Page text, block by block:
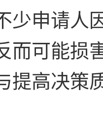
少申请人
而可能损
提高决策